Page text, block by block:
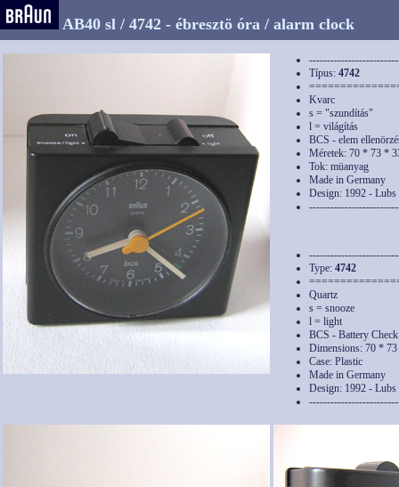
AB40 sl / 4742 - ébresztö óra / alarm clock
Típus: 4742
Kvarc
s = "szundítás"
l = világítás
BCS - elem
Méretek: 70 * 73 *
Tok: müanyag
Made in Germany
Design: 1992 - Lubs
Type: 4742
Quartz
s = snooze
l = light
BCS - Battery
Dimensions: 70 *
Case: Plastic
Made in Germany
Design: 1992 - Lubs